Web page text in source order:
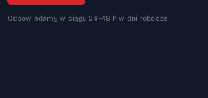
Odpowiadamy w ciągu 24–48 h w dni robocze